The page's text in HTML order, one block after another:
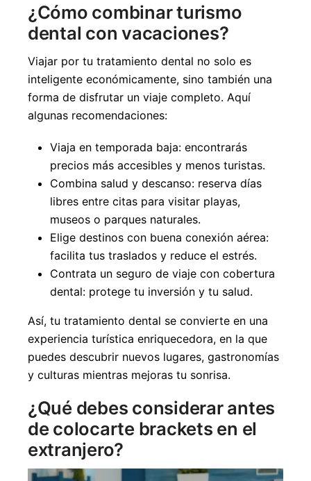
¿Cómo combinar turismo
dental con vacaciones?
Viajar por tu tratamiento dental no solo es
inteligente económicamente, sino también una
forma de disfrutar un viaje completo. Aquí
algunas recomendaciones:
Viaja en temporada baja: encontrarás
precios más accesibles y menos turistas.
Combina salud y descanso: reserva días
libres entre citas para visitar playas,
museos o parques naturales.
Elige destinos con buena conexión aérea:
facilita tus traslados y reduce el estrés.
Contrata un seguro de viaje con cobertura
dental: protege tu inversión y tu salud.
Así, tu tratamiento dental se convierte en una
experiencia turística enriquecedora, en la que
puedes descubrir nuevos lugares, gastronomías
y culturas mientras mejoras tu sonrisa.
¿Qué debes considerar antes
de colocarte brackets en el
extranjero?